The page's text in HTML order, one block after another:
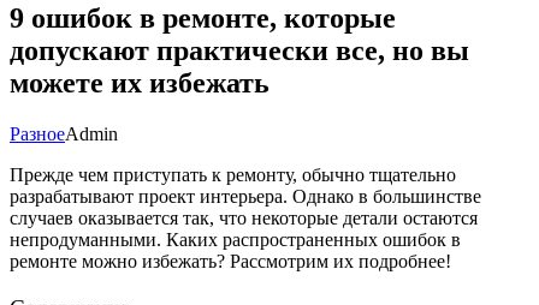
9 ошибок в ремонте, которые
допускают практически все, но вы
можете их избежать
РазноеAdmin
Прежде чем приступать к ремонту, обычно тщательно
разрабатывают проект интерьера. Однако в большинстве
случаев оказывается так, что некоторые детали остаются
непродуманными. Каких распространенных ошибок в
ремонте можно избежать? Рассмотрим их подробнее!